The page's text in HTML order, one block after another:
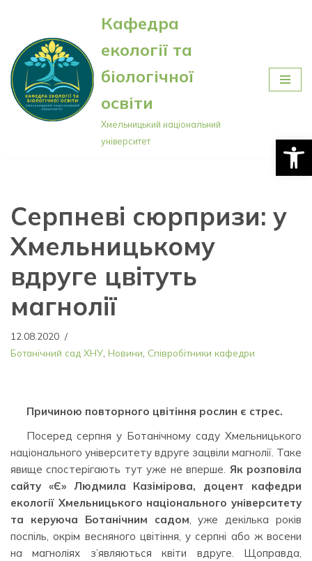
Перейти
до
вмісту
Кафедра
екології та
біологічної
освіти
Хмельницький національний
університет
Серпневі сюрпризи: у
Хмельницькому
вдруге цвітуть
магнолії
12.08.2020
Ботанічний сад ХНУ Новини Співробітники кафедри
Причиною повторного цвітіння рослин є стрес.
Посеред серпня у Ботанічному саду Хмельницького
національного університету вдруге зацвіли магнолії. Таке
явище спостерігають тут уже не вперше. Як розповіла
сайту «Є» Людмила Казімірова, доцент кафедри
екології Хмельницького національного університету
та керуюча Ботанічним садом, уже декілька років
поспіль, окрім весняного цвітіння, у серпні або ж восени
на магноліях з’являються квіти вдруге. Щоправда,